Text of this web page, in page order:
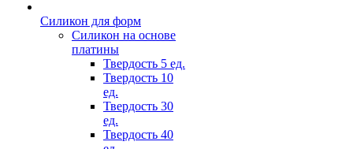
Силикон для форм
Силикон на основе
платины
Твердость 5 ед.
Твердость 10
ед.
Твердость 30
ед.
Твердость 40